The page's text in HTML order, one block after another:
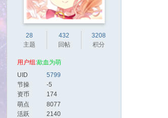
28
主题
432
回帖
3208
积分
用户组:歃血为萌
UID
5799
节操
-5
资币
174
萌点
8077
活跃
2140